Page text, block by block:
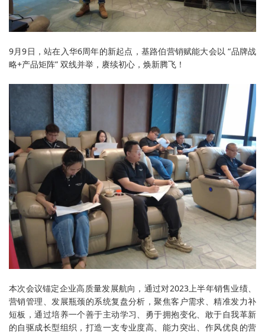
9月9日，站在入华6周年的新起点，基路伯营销赋能大会以 “品牌战
略+产品矩阵” 双线并举，赓续初心，焕新腾飞！
本次会议锚定企业高质量发展航向，通过对2023上半年销售业绩、
营销管理、发展瓶颈的系统复盘分析，聚焦客户需求、精准发力补
短板，通过培养一个善于主动学习、勇于拥抱变化、敢于自我革新
的自驱成长型组织，打造一支专业度高、能力突出、作风优良的营